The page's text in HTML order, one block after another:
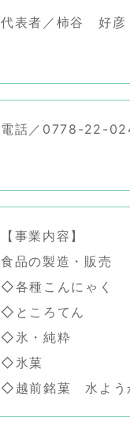
代表者／柿谷 好彦
電話／0778-22-
【事業内容】
食品の製造・販売
◇各種こんにゃく
◇ところてん
◇氷・純粋
◇氷菓
◇越前銘菓 水よう